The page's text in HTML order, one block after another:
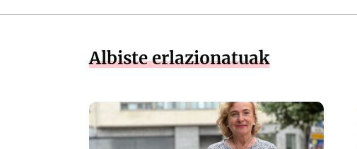
Albiste erlazionatuak